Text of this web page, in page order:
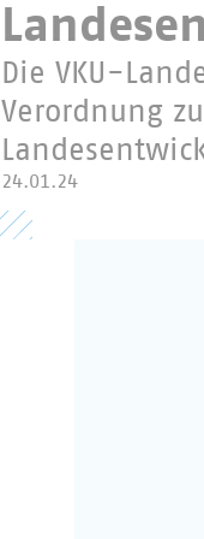
Die VKU-
Verordnung
24.01.24